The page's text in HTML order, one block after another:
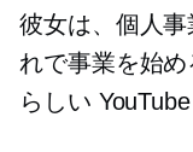
彼女は、個人
れで事業を始
らしい